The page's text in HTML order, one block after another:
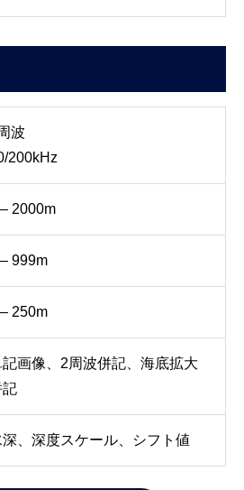
波
200kHz
2000m
999m
250m
記画像、2周波併記、海底拡大
記
深、深度スケール、シフト値